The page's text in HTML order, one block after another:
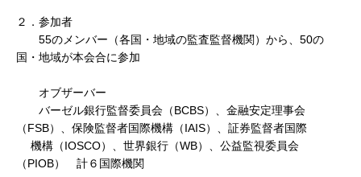
２．参加者
55のメンバー（各国・地域の監査監督機関）から、50の
国・地域が本会合に参加
オブザーバー
バーゼル銀行監督委員会（BCBS）、金融安定理事会
（FSB）、保険監督者国際機構（IAIS）、証券監督者国際
機構（IOSCO）、世界銀行（WB）、公益監視委員会
（PIOB） 計６国際機関